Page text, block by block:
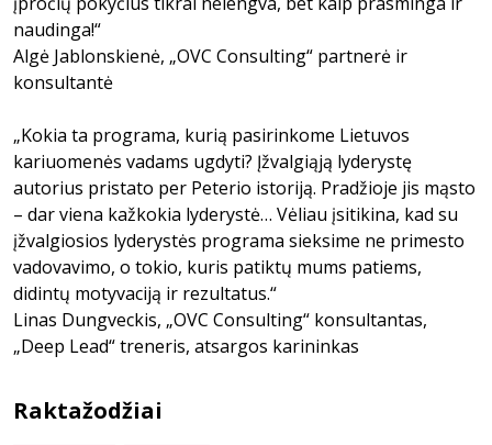
naudinga!“
Algė Jablonskienė, „OVC Consulting“ partnerė ir
konsultantė
„Kokia ta programa, kurią pasirinkome Lietuvos
kariuomenės vadams ugdyti? Įžvalgiąją lyderystę
autorius pristato per Peterio istoriją. Pradžioje jis mąsto
– dar viena kažkokia lyderystė… Vėliau įsitikina, kad su
įžvalgiosios lyderystės programa sieksime ne primesto
vadovavimo, o tokio, kuris patiktų mums patiems,
didintų motyvaciją ir rezultatus.“
Linas Dungveckis, „OVC Consulting“ konsultantas,
„Deep Lead“ treneris, atsargos karininkas
Raktažodžiai